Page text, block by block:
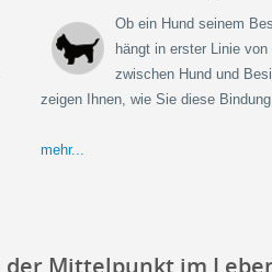
Ob ein Hund seinem
hängt in erster Linie von
zwischen Hund und
zeigen Ihnen, wie Sie diese
mehr...
der Mittelpunkt im